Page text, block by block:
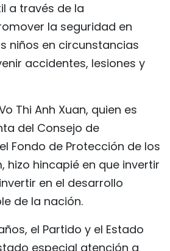
a través de la
la seguridad en
niños en circunstancias
accidentes, lesiones y
Thi Anh Xuan, quien es
del Consejo de
Fondo de Protección de los
hizo hincapié en que invertir
en el desarrollo
de la nación.
el Partido y el Estado
especial atención a